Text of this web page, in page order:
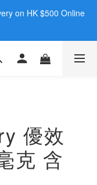
|  RealDeal 保健品 |
on HK $500 Online
|  RealDeal 保健品 |
優效
克 含